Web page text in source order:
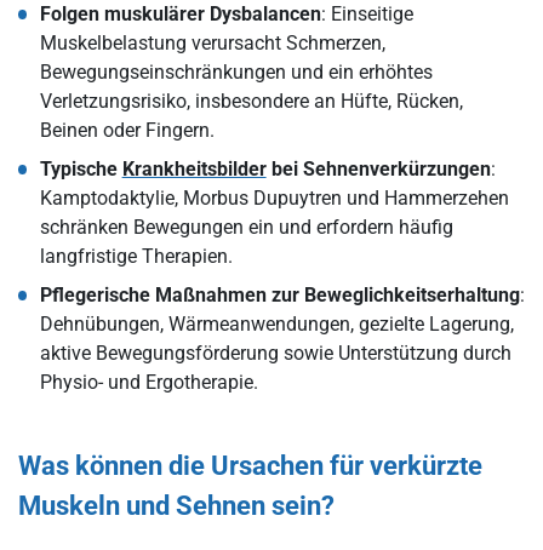
Folgen muskulärer Dysbalancen: Einseitige
Muskelbelastung verursacht Schmerzen,
Bewegungseinschränkungen und ein erhöhtes
Verletzungsrisiko, insbesondere an Hüfte, Rücken,
Beinen oder Fingern.
Typische Krankheitsbilderbei Sehnenverkürzungen:
Kamptodaktylie, Morbus Dupuytren und Hammerzehen
schränken Bewegungen ein und erfordern häufig
langfristige Therapien.
Pflegerische Maßnahmen zur Beweglichkeitserhaltung:
Dehnübungen, Wärmeanwendungen, gezielte Lagerung,
aktive Bewegungsförderung sowie Unterstützung durch
Physio- und Ergotherapie.
Was können die Ursachen für verkürzte
Muskeln und Sehnen sein?